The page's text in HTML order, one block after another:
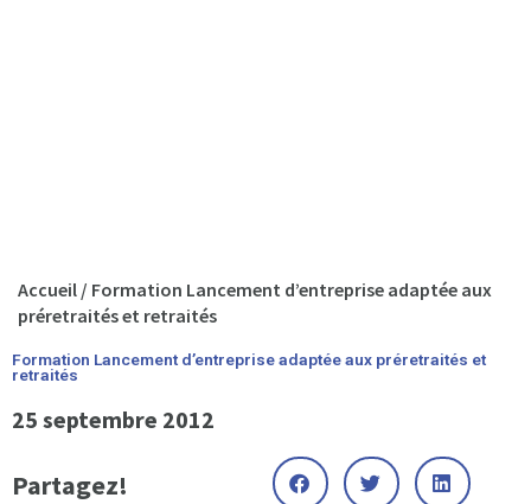
Accueil / Formation Lancement d’entreprise adaptée aux
préretraités et retraités
Formation Lancement d’entreprise adaptée aux préretraités et
retraités
25 septembre 2012
Partagez!